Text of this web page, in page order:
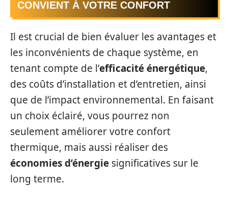
CONVIENT À VOTRE CONFORT
Il est crucial de bien évaluer les avantages et
les inconvénients de chaque système, en
tenant compte de l’efficacité énergétique,
des coûts d’installation et d’entretien, ainsi
que de l’impact environnemental. En faisant
un choix éclairé, vous pourrez non
seulement améliorer votre confort
thermique, mais aussi réaliser des
économies d’énergie significatives sur le
long terme.